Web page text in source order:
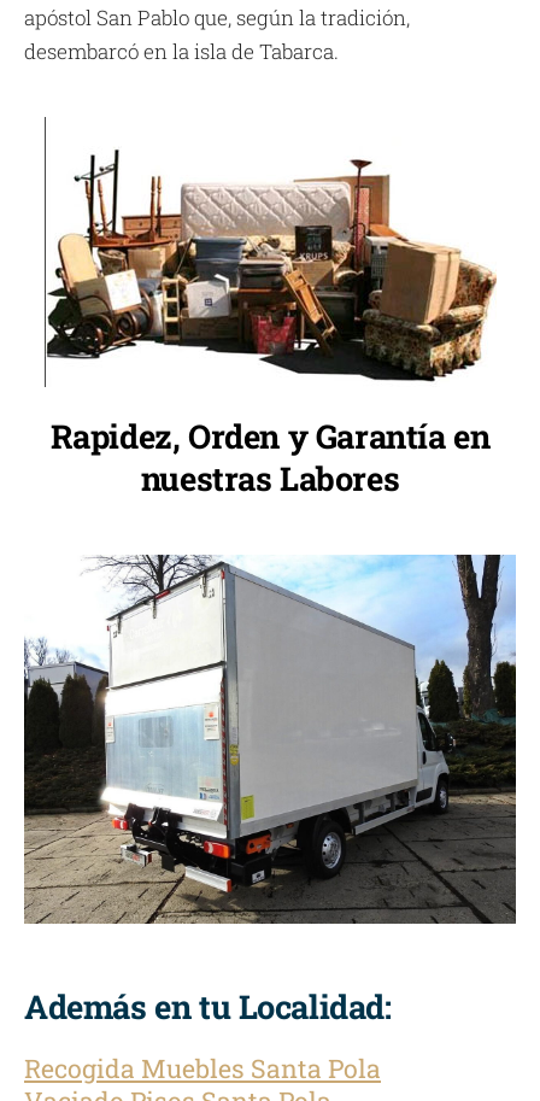
apóstol San Pablo que, según la tradición,
desembarcó en la isla de Tabarca.
Rapidez, Orden y Garantía en
nuestras Labores
Además en tu Localidad:
Recogida Muebles Santa Pola